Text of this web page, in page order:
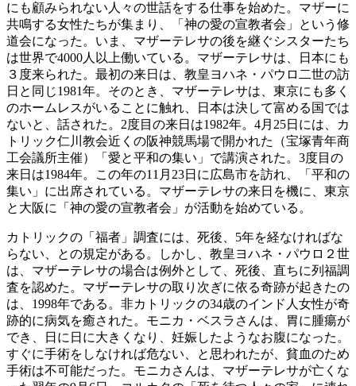
にも顧みられない人々の世話をする仕事を始めた。マザーに
共鳴する女性たちが集まり、「神の愛の宣教者会」という修
道会になった。いま、マザーテレサの後を継ぐシスターたち
は世界で4000人以上働いている。マザーテレサは、日本にも
３度来られた。最初の来日は、教皇ヨハネ・パウロ二世の訪
日と同じ1981年。そのとき、マザーテレサは、東京にも多く
のホームレスがいることに触れ、日本は決して富める国では
ないと、話された。2度目の来日は1982年。4月25日には、カ
トリック仁川教会近くの阪神競馬場で開かれた（宝塚青年商
工会議所主催）「愛と平和の集い」で講演された。3度目の
来日は1984年。この年の11月23日に広島市を訪れ、「平和の
集い」に出席されている。マザーテレサの来日を機に、東京
と大阪に「神の愛の宣教者会」が活動を始めている。
カトリックの「福者」調査には、死後、5年を経なければな
らない、との規定がある。しかし、教皇ヨハネ・パウロ２世
は、マザーテレサの場合は例外として、死後、直ちに列福調
査を認めた。マザーテレサの取り次ぎに依る奇跡が起きたの
は、1998年である。非カトリックの34歳のインド人女性が奇
跡的に病気を癒された。モニカ・ベスラさんは、胃に腫瘍が
でき、日に日に大きくなり、妊娠したようなお腹になった。
すぐに手術をしなければ危ない、と思われたが、貧血のため
手術は不可能だった。モニカさんは、マザーテレサが亡くな